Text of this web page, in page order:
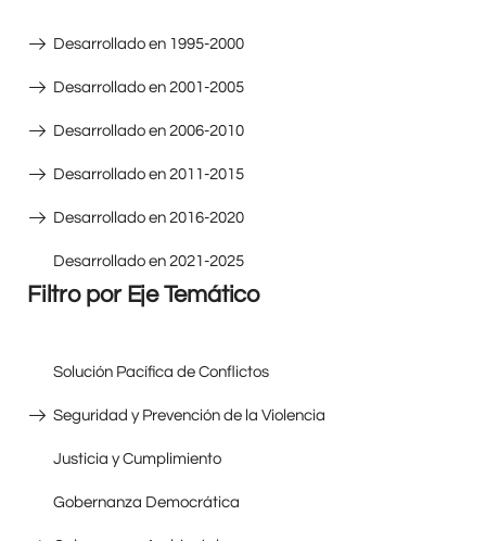
Desarrollado en 1995-2000
Desarrollado en 2001-2005
Desarrollado en 2006-2010
Desarrollado en 2011-2015
Desarrollado en 2016-2020
Desarrollado en 2021-2025
Filtro por Eje Temático
Solución Pacífica de Conflictos
Seguridad y Prevención de la Violencia
Justicia y Cumplimiento
Gobernanza Democrática